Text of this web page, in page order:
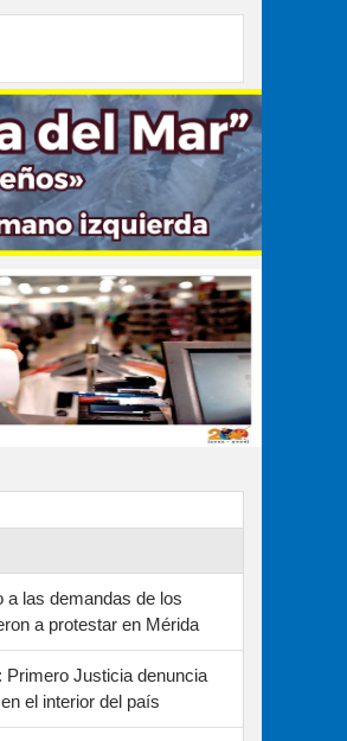
a las demandas de los
a protestar en Mérida
Justicia denuncia
el interior del país